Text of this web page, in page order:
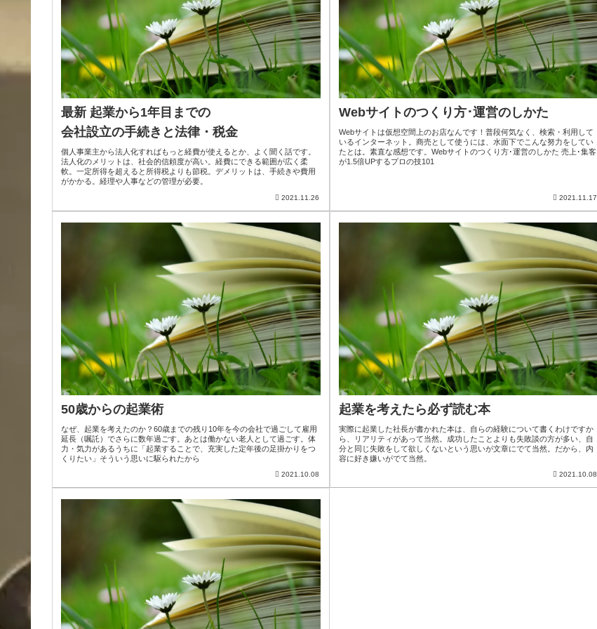
最新 起業から1年目までの
会社設立の手続きと法律・税金
個人事業主から法人化すればもっと経費が使えるとか、よく聞く話です。
法人化のメリットは、社会的信頼度が高い。経費にできる範囲が広く柔
軟。一定所得を超えると所得税よりも節税。デメリットは、手続きや費用
がかかる。経理や人事などの管理が必要。
2021.11.26
Webサイトのつくり方･運営のしかた
Webサイトは仮想空間上のお店なんです！普段何気なく、検索・利用して
いるインターネット。商売として使うには、水面下でこんな努力をしてい
たとは。素直な感想です。Webサイトのつくり方･運営のしかた 売上･集客
が1.5倍UPするプロの技101
2021.11.17
50歳からの起業術
なぜ、起業を考えたのか？60歳までの残り10年を今の会社で過ごして雇用
延長（嘱託）でさらに数年過ごす。あとは働かない老人として過ごす。体
力・気力があるうちに「起業することで、充実した定年後の足掛かりをつ
くりたい」そういう思いに駆られたから
2021.10.08
起業を考えたら必ず読む本
実際に起業した社長が書かれた本は、自らの経験について書くわけですか
ら、リアリティがあって当然。成功したことよりも失敗談の方が多い、自
分と同じ失敗をして欲しくないという思いが文章にでて当然。だから、内
容に好き嫌いがでて当然。
2021.10.08